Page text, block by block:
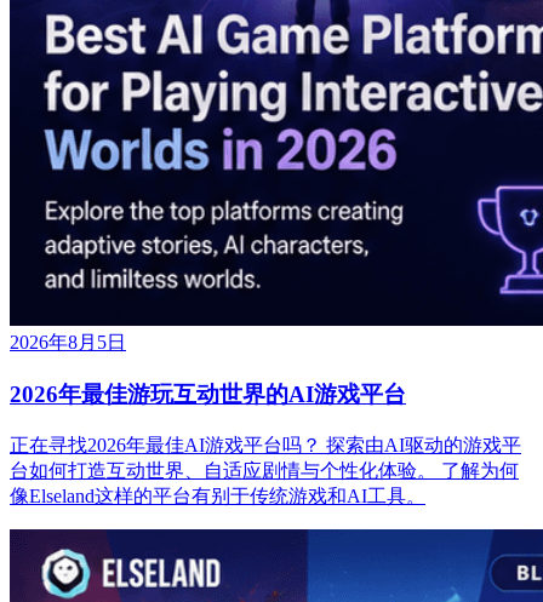
2026年8月5日
2026年最佳游玩互动世界的AI游戏平台
正在寻找2026年最佳AI游戏平台吗？ 探索由AI驱动的游戏平
台如何打造互动世界、自适应剧情与个性化体验。 了解为何
像Elseland这样的平台有别于传统游戏和AI工具。